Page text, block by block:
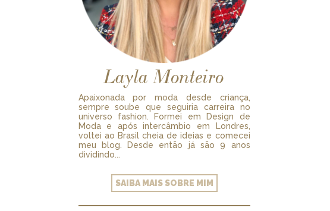
Layla Monteiro
Apaixonada por moda desde criança,
sempre soube que seguiria carreira no
universo fashion. Formei em Design de
Moda e após intercâmbio em Londres,
voltei ao Brasil cheia de ideias e comecei
meu blog. Desde então já são 9 anos
dividindo...
SAIBA MAIS SOBRE MIM